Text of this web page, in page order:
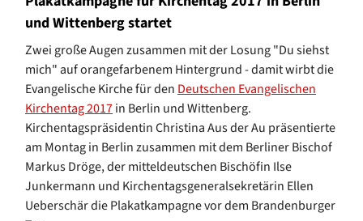
und Wittenberg startet
Zwei große Augen zusammen mit der Losung "Du siehst
mich" auf orangefarbenem Hintergrund - damit wirbt die
Evangelische Kirche für denDeutschen Evangelischen
Kirchentag 2017in Berlin und Wittenberg.
Kirchentagspräsidentin Christina Aus der Au präsentierte
am Montag in Berlin zusammen mit dem Berliner Bischof
Markus Dröge, der mitteldeutschen Bischöfin Ilse
Junkermann und Kirchentagsgeneralsekretärin Ellen
Ueberschär die Plakatkampagne vor dem Brandenburger